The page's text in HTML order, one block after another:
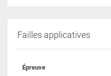
Failles applicatives
Épreuve